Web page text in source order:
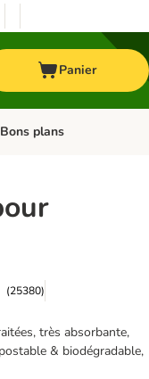
Panier
les catégories: Top
Bons plans
(25380)
très absorbante,
& biodégradable,